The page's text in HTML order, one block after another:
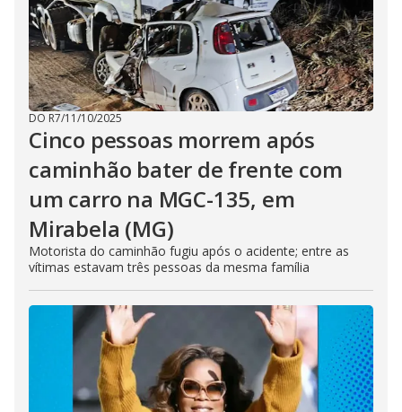
DO R7/11/10/2025
Cinco pessoas morrem após
caminhão bater de frente com
um carro na MGC-135, em
Mirabela (MG)
Motorista do caminhão fugiu após o acidente; entre as
vítimas estavam três pessoas da mesma família